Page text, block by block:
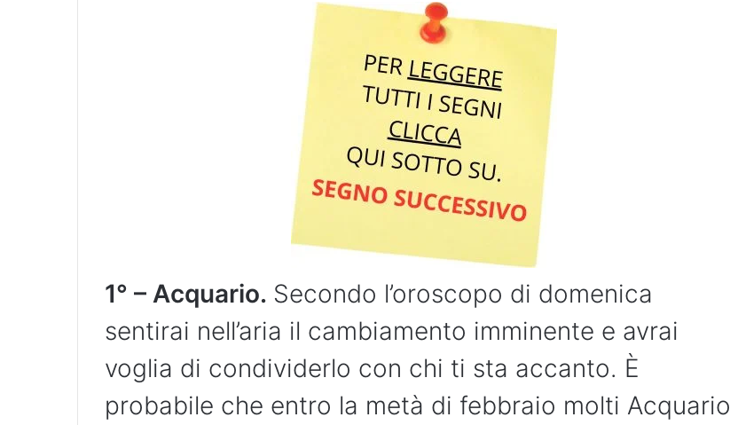
1° – Acquario. Secondo l’oroscopo di domenica
sentirai nell’aria il cambiamento imminente e avrai
voglia di condividerlo con chi ti sta accanto. È
probabile che entro la metà di febbraio molti Acquario